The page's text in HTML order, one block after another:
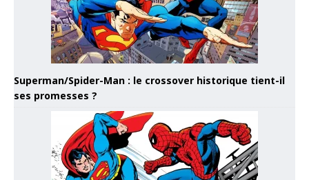
Superman/Spider-Man : le crossover historique tient-il
ses promesses ?